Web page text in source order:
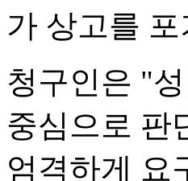
가 상고를
청구인은 "
중심으로 판
엄격하게 요